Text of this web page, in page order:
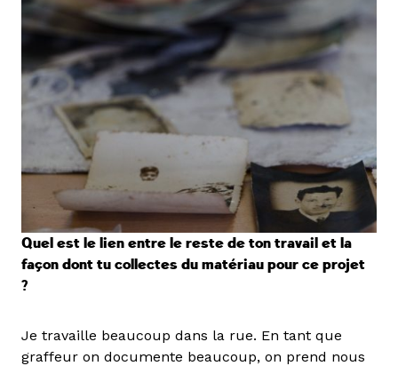
Quel est le lien entre le reste de ton travail et la
façon dont tu collectes du matériau pour ce projet
?
Je travaille beaucoup dans la rue. En tant que
graffeur on documente beaucoup, on prend nous